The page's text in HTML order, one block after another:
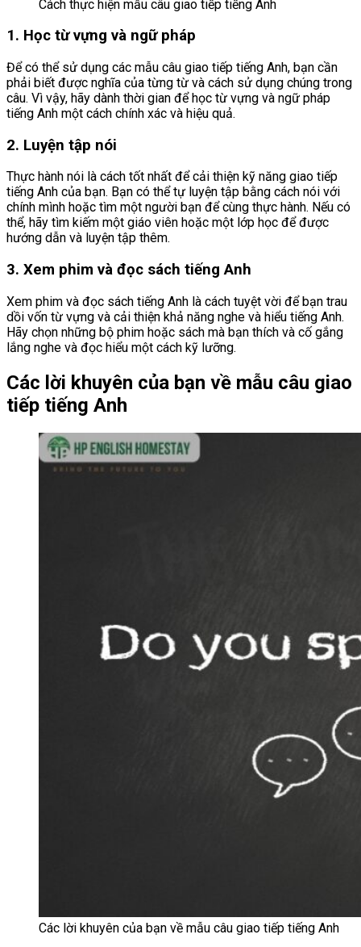
Cách thực hiện mẫu câu giao tiếp tiếng Anh
1. Học từ vựng và ngữ pháp
Để có thể sử dụng các mẫu câu giao tiếp tiếng Anh, bạn cần
phải biết được nghĩa của từng từ và cách sử dụng chúng trong
câu. Vì vậy, hãy dành thời gian để học từ vựng và ngữ pháp
tiếng Anh một cách chính xác và hiệu quả.
2. Luyện tập nói
Thực hành nói là cách tốt nhất để cải thiện kỹ năng giao tiếp
tiếng Anh của bạn. Bạn có thể tự luyện tập bằng cách nói với
chính mình hoặc tìm một người bạn để cùng thực hành. Nếu có
thể, hãy tìm kiếm một giáo viên hoặc một lớp học để được
hướng dẫn và luyện tập thêm.
3. Xem phim và đọc sách tiếng Anh
Xem phim và đọc sách tiếng Anh là cách tuyệt vời để bạn trau
dồi vốn từ vựng và cải thiện khả năng nghe và hiểu tiếng Anh.
Hãy chọn những bộ phim hoặc sách mà bạn thích và cố gắng
lắng nghe và đọc hiểu một cách kỹ lưỡng.
Các lời khuyên của bạn về mẫu câu giao
tiếp tiếng Anh
Các lời khuyên của bạn về mẫu câu giao tiếp tiếng Anh